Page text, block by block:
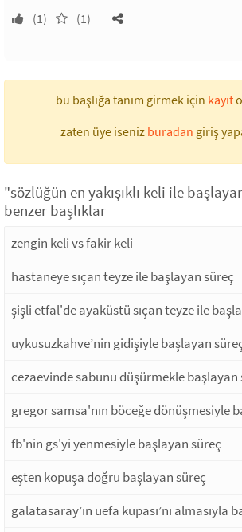
(1) (1)
bu başlığa tanım girmek için kayıt
zaten üye iseniz buradan giriş
"sözlüğün en yakışıklı keli ile
benzer başlıklar
zengin keli vs fakir keli
hastaneye sıçan teyze ile başlayan süreç
şişli etfal'de ayaküstü sıçan teyze ile
uykusuzkahve’nin gidişiyle başlayan
cezaevinde sabunu düşürmekle başlayan
gregor samsa'nın böceğe dönüşmesiyle
fb'nin gs'yi yenmesiyle başlayan süreç
eşten kopuşa doğru başlayan süreç
galatasaray’ın uefa kupası’nı almasıyla